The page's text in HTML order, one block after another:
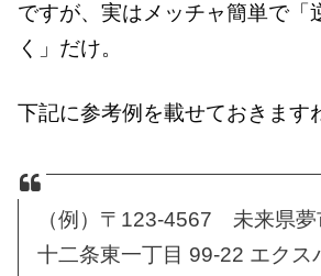
ですが、実はメッチャ簡単で「
く」だけ。
下記に参考例を載せておきます
（例）〒123-4567 未来県
十二条東一丁目 99-22 エクス